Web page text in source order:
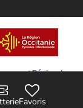
Favoris
Régional